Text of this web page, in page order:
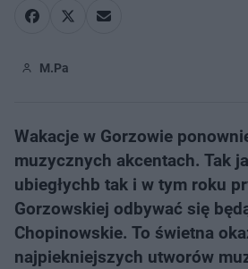
M.Pa
Wakacje w Gorzowie
muzycznych akcentach. Tak
ubiegłychb tak i w tym roku
Gorzowskiej odbywać się
Chopinowskie. To świetna
najpiekniejszych utworów